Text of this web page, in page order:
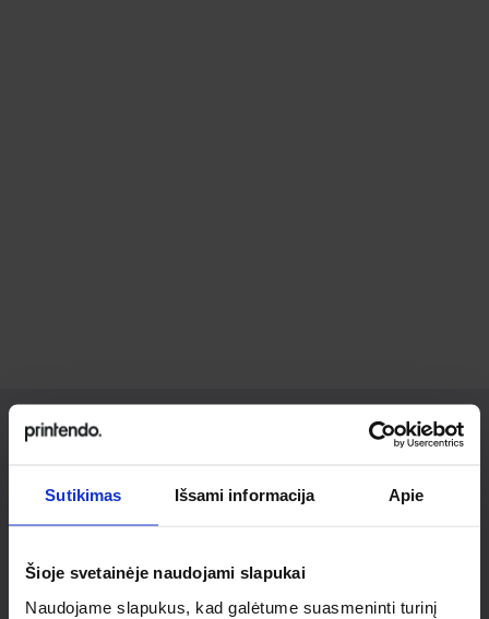
Sutikimas Išsami informacija Apie
Šioje svetainėje naudojami slapukai
Naudojame slapukus, kad galėtume suasmeninti turinį
Ieškai
individualaus
sprendimo?